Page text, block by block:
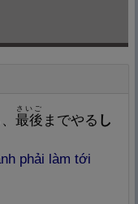
最後
さいご
までやる し
phải làm tới